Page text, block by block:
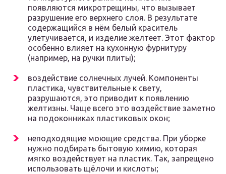
появляются микротрещины, что вызывает
разрушение его верхнего слоя. В результате
содержащийся в нём белый краситель
улетучивается, и изделие желтеет. Этот фактор
особенно влияет на кухонную фурнитуру
(например, на ручки плиты);
воздействие солнечных лучей. Компоненты
пластика, чувствительные к свету,
разрушаются, это приводит к появлению
желтизны. Чаще всего это воздействие заметно
на подоконниках пластиковых окон;
неподходящие моющие средства. При уборке
нужно подбирать бытовую химию, которая
мягко воздействует на пластик. Так, запрещено
использовать щёлочи и кислоты;